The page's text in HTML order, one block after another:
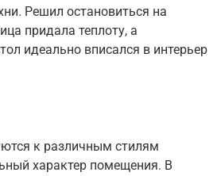
Решил остановиться на
придала теплоту, а
идеально вписался в интерьер
к различным стилям
характер помещения. В